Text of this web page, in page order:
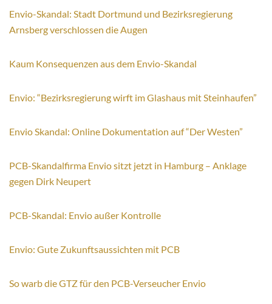
Envio-Skandal: Stadt Dortmund und Bezirksregierung
Arnsberg verschlossen die Augen
Kaum Konsequenzen aus dem Envio-Skandal
Envio: “Bezirksregierung wirft im Glashaus mit Steinhaufen”
Envio Skandal: Online Dokumentation auf “Der Westen”
PCB-Skandalfirma Envio sitzt jetzt in Hamburg – Anklage
gegen Dirk Neupert
PCB-Skandal: Envio außer Kontrolle
Envio: Gute Zukunftsaussichten mit PCB
So warb die GTZ für den PCB-Verseucher Envio